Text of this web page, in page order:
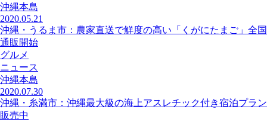
沖縄本島
2020.05.21
沖縄・うるま市：農家直送で鮮度の高い「くがにたまご」全国
通販開始
グルメ
ニュース
沖縄本島
2020.07.30
沖縄・糸満市：沖縄最大級の海上アスレチック付き宿泊プラン
販売中